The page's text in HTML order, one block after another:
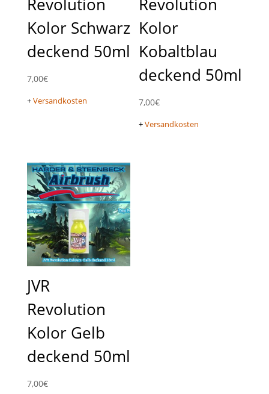
Revolution
Kolor Schwarz
deckend 50ml
7,00€
+Versandkosten
Revolution
Kolor
Kobaltblau
deckend 50ml
7,00€
+Versandkosten
JVR
Revolution
Kolor Gelb
deckend 50ml
7,00€